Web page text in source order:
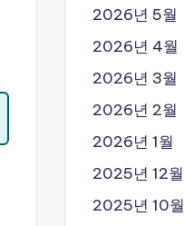
2026년 5월
2026년 4월
2026년 3월
2026년 2월
2026년 1월
2025년 12월
2025년 10월